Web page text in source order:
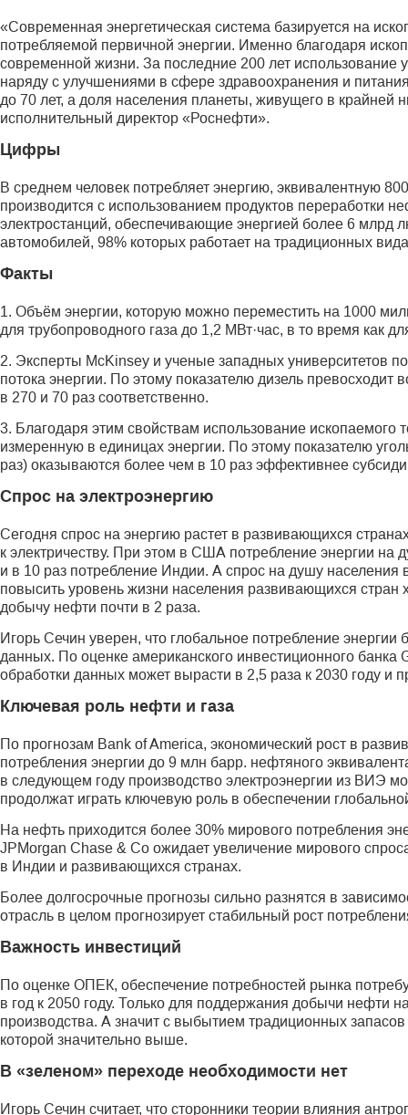
«Современная энергетическая система базируется на
потребляемой первичной энергии. Именно благодаря
современной жизни. За последние 200 лет использование
наряду c улучшениями в сфере здравоохранения и
до 70 лет, а доля населения планеты, живущего в
исполнительный директор «Роснефти».
Цифры
В среднем человек потребляет энергию, эквивалентную
производится с использованием продуктов переработки
электростанций, обеспечивающие энергией более 6
автомобилей, 98% которых работает на традиционных
Факты
1. Объём энергии, которую можно переместить на 1000
для трубопроводного газа до 1,2 МВт·час, в то время как
2. Эксперты McKinsey и ученые западных университетов
потока энергии. По этому показателю дизель
в 270 и 70 раз соответственно.
3. Благодаря этим свойствам использование
измеренную в единицах энергии. По этому показателю
раз) оказываются более чем в 10 раз эффективнее
Спрос на электроэнергию
Сегодня спрос на энергию растет в развивающихся
к электричеству. При этом в США потребление энергии
и в 10 раз потребление Индии. А спрос на душу
повысить уровень жизни населения развивающихся
добычу нефти почти в 2 раза.
Игорь Сечин уверен, что глобальное потребление
данных. По оценке американского инвестиционного
обработки данных может вырасти в 2,5 раза к 2030 году и
Ключевая роль нефти и газа
По прогнозам Bank of America, экономический рост в
потребления энергии до 9 млн барр. нефтяного
в следующем году производство электроэнергии из ВИЭ
продолжат играть ключевую роль в обеспечении
На нефть приходится более 30% мирового потребления
JPMorgan Chase & Co ожидает увеличение мирового
в Индии и развивающихся странах.
Более долгосрочные прогнозы сильно разнятся в
отрасль в целом прогнозирует стабильный рост
Важность инвестиций
По оценке ОПЕК, обеспечение потребностей рынка
в год к 2050 году. Только для поддержания добычи нефти
производства. А значит с выбытием традиционных
которой значительно выше.
В «зеленом» переходе необходимости нет
Игорь Сечин считает, что сторонники теории влияния